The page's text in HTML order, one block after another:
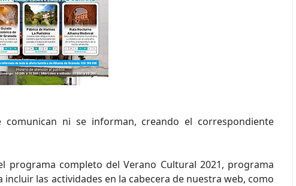
comunican ni se informan, creando el correspondiente
programa completo del Verano Cultural 2021, programa
las actividades en la cabecera de nuestra web, como